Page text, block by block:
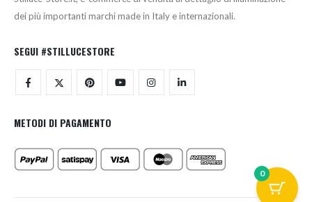
dei più importanti marchi made in Italy e internazionali.
SEGUI #STILLUCESTORE
METODI DI PAGAMENTO
0